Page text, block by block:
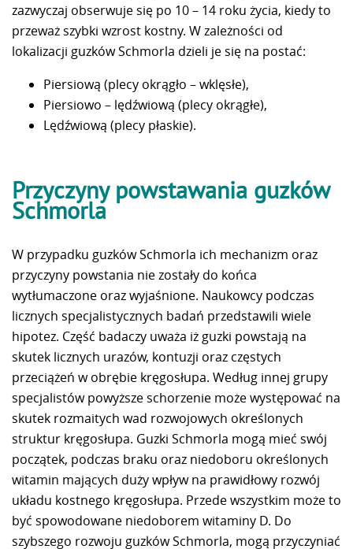
zazwyczaj obserwuje się po 10 – 14 roku życia, kiedy to
przeważ szybki wzrost kostny. W zależności od
lokalizacji guzków Schmorla dzieli je się na postać:
Piersiową (plecy okrągło – wklęsłe),
Piersiowo – lędźwiową (plecy okrągłe),
Lędźwiową (plecy płaskie).
Przyczyny powstawania guzków
Schmorla
W przypadku guzków Schmorla ich mechanizm oraz
przyczyny powstania nie zostały do końca
wytłumaczone oraz wyjaśnione. Naukowcy podczas
licznych specjalistycznych badań przedstawili wiele
hipotez. Część badaczy uważa iż guzki powstają na
skutek licznych urazów, kontuzji oraz częstych
przeciążeń w obrębie kręgosłupa. Według innej grupy
specjalistów powyższe schorzenie może występować na
skutek rozmaitych wad rozwojowych określonych
struktur kręgosłupa. Guzki Schmorla mogą mieć swój
początek, podczas braku oraz niedoboru określonych
witamin mających duży wpływ na prawidłowy rozwój
układu kostnego kręgosłupa. Przede wszystkim może to
być spowodowane niedoborem witaminy D. Do
szybszego rozwoju guzków Schmorla, mogą przyczyniać